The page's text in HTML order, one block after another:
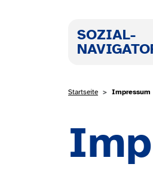
SOZIAL-
Startseite Impressum